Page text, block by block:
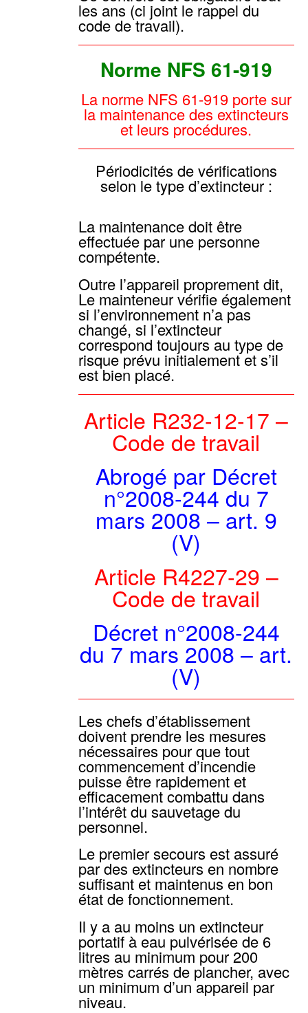
les ans (ci joint le rappel du
code de travail).
Norme NFS 61-919
La norme NFS 61-919 porte sur
la maintenance des extincteurs
et leurs procédures.
Périodicités de vérifications
selon le type d’extincteur :
La maintenance doit être
effectuée par une personne
compétente.
Outre l’appareil proprement dit,
Le mainteneur vérifie également
si l’environnement n’a pas
changé, si l’extincteur
correspond toujours au type de
risque prévu initialement et s’il
est bien placé.
Article R232-12-17 –
Code de travail
Abrogé par Décret
n°2008-244 du 7
mars 2008 – art. 9
(V)
Article R4227-29 –
Code de travail
Décret n°2008-244
du 7 mars 2008 – art.
(V)
Les chefs d’établissement
doivent prendre les mesures
nécessaires pour que tout
commencement d’incendie
puisse être rapidement et
efficacement combattu dans
l’intérêt du sauvetage du
personnel.
Le premier secours est assuré
par des extincteurs en nombre
suffisant et maintenus en bon
état de fonctionnement.
Il y a au moins un extincteur
portatif à eau pulvérisée de 6
litres au minimum pour 200
mètres carrés de plancher, avec
un minimum d’un appareil par
niveau.